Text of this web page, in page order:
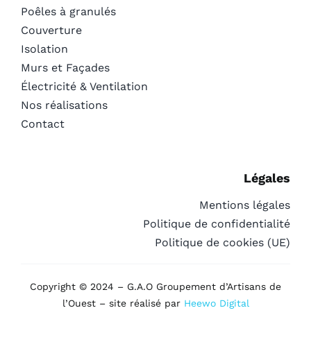
Poêles à granulés
Couverture
Isolation
Murs et Façades
Électricité & Ventilation
Nos réalisations
Contact
Légales
Mentions légales
Politique de confidentialité
Politique de cookies (UE)
Copyright © 2024 – G.A.O Groupement d’Artisans de
l’Ouest – site réalisé par Heewo Digital